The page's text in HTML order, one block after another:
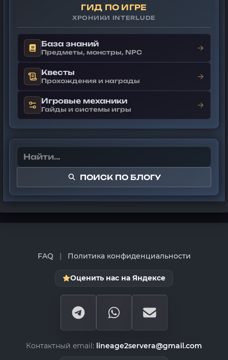
ГИД ПО ИГРЕ
ХРОНИКИ INTERLUDE
База знаний
Предметы, монстры, NPC →
Квесты
Прохождения и награды →
Игровые механики
Гайды и системы игры →
ПОИСК ПО БЛОГУ
FAQ | Политика конфиденциальности
Оценить нас на Яндексе
Контактный email: lineage2servera@gmail.com